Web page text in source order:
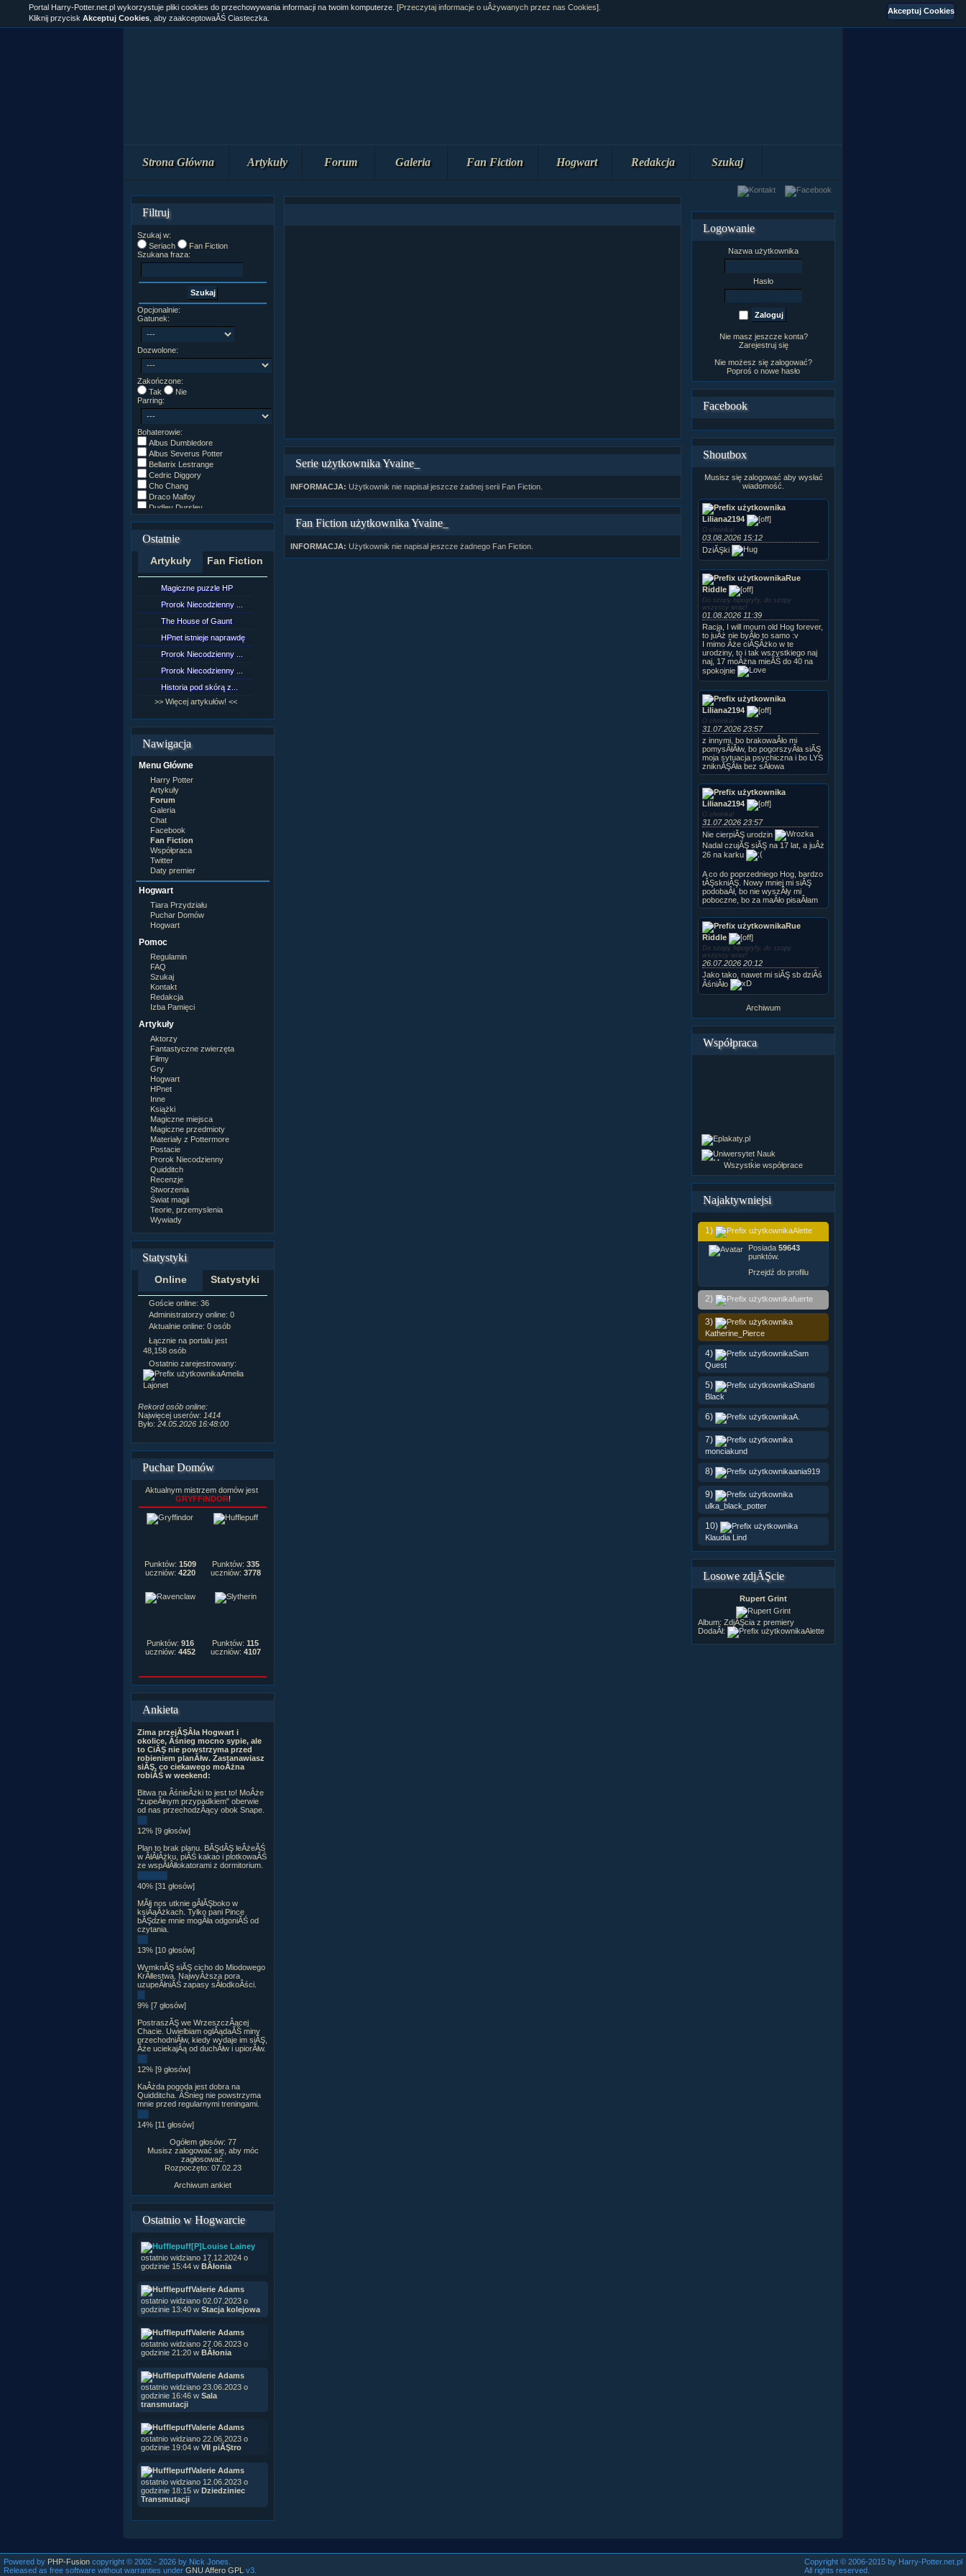
Strona Główna Artykuły Forum Galeria Fan Fiction Hogwart Redakcja Szukaj
Filtruj
Szukaj w:
Seriach
Fan Fiction
Szukana fraza:
Opcjonalnie:
Gatunek:
Dozwolone:
Zakończone:
Tak
Nie
Parring:
Bohaterowie:
Albus Dumbledore
Albus Severus Potter
Bellatrix Lestrange
Cedric Diggory
Cho Chang
Draco Malfoy
Dudley Dursley
Godryk Gryffindor
Helga Hufflepuff
Inne
James Potter
James Syriusz Potter
Lily Evans
Lily Luna Potter
Lord Voldemort
Lucjusz Malfoy
Luna Lovegood
Minerwa MacGonagall
Neville Longbottom
Nimfadora Tonks
Ron Weasley
Rose Weasley
Rowena Ravenclaw
Salazar Slytherin
Scorpius Malfoy
Severus Snape
Syriusz Black
Teddy Lupin
wÂłasna postaĂŚ
Ostatnie
Artykuły Fan Fiction
Magiczne puzzle HP
Prorok Niecodzienny ...
The House of Gaunt
HPnet istnieje naprawdę
Prorok Niecodzienny ...
Prorok Niecodzienny ...
Historia pod skórą z...
>> Więcej artykułów! <<
Nawigacja
Menu Główne
Harry Potter
Artykuły
Forum
Galeria
Chat
Facebook
Fan Fiction
Współpraca
Twitter
Daty premier
Hogwart
Tiara Przydziału
Puchar Domów
Hogwart
Pomoc
Regulamin
FAQ
Szukaj
Kontakt
Redakcja
Izba Pamięci
Artykuły
Aktorzy
Fantastyczne zwierzęta
Filmy
Gry
Hogwart
HPnet
Inne
Książki
Magiczne miejsca
Magiczne przedmioty
Materiały z Pottermore
Postacie
Prorok Niecodzienny
Quidditch
Recenzje
Stworzenia
Świat magii
Teorie, przemyslenia
Wywiady
Statystyki
Online Statystyki
Goście online: 36
Administratorzy online: 0
Aktualnie online: 0 osób
Łącznie na portalu jest
48,158 osób
Ostatnio zarejestrowany:
Amelia
Lajonet
Rekord osób online:
Najwięcej userów: 1414
Było: 24.05.2026 16:48:00
Puchar Domów
Aktualnym mistrzem domów jest
GRYFFINDOR!
Punktów: 1509
uczniów: 4220
Punktów: 335
uczniów: 3778
Punktów: 916
uczniów: 4452
Punktów: 115
uczniów: 4107
Ankieta
Zima przejĂŞÂła Hogwart i
okolice, Âśnieg mocno sypie, ale
to CiĂŞ nie powstrzyma przed
robieniem planĂłw. Zastanawiasz
siĂŞ, co ciekawego moÂżna
robiĂŚ w weekend:
Bitwa na ÂśnieÂżki to jest to! MoÂże
"zupeÂłnym przypadkiem" oberwie
od nas przechodzÂący obok Snape.
12% [9 głosów]
Plan to brak planu. BĂŞdĂŞ leÂżeĂŚ
w ÂłĂłÂżku, piĂŚ kakao i plotkowaĂŚ
ze wspĂłÂłlokatorami z dormitorium.
40% [31 głosów]
MĂłj nos utknie gÂłĂŞboko w
ksiÂąÂżkach. Tylko pani Pince
bĂŞdzie mnie mogÂła odgoniĂŚ od
czytania.
13% [10 głosów]
WymknĂŞ siĂŞ cicho do Miodowego
KrĂłlestwa. NajwyÂższa pora
uzupeÂłniĂŚ zapasy sÂłodkoÂści.
9% [7 głosów]
PostraszĂŞ we WrzeszczÂącej
Chacie. Uwielbiam oglÂądaĂŚ miny
przechodniĂłw, kiedy wydaje im siĂŞ,
Âże uciekajÂą od duchĂłw i upiorĂłw.
12% [9 głosów]
KaÂżda pogoda jest dobra na
Quidditcha. ÂŚnieg nie powstrzyma
mnie przed regularnymi treningami.
14% [11 głosów]
Ogółem głosów: 77
Musisz zalogować się, aby móc
zagłosować.
Rozpoczęto: 07.02.23
Archiwum ankiet
Ostatnio w Hogwarcie
[P]Louise Lainey
ostatnio widziano 17.12.2024 o
godzinie 15:44 w BÂłonia
Valerie Adams
ostatnio widziano 02.07.2023 o
godzinie 13:40 w Stacja kolejowa
Valerie Adams
ostatnio widziano 27.06.2023 o
godzinie 21:20 w BÂłonia
Valerie Adams
ostatnio widziano 23.06.2023 o
godzinie 16:46 w Sala
transmutacji
Valerie Adams
ostatnio widziano 22.06.2023 o
godzinie 19:04 w VII piĂŞtro
Valerie Adams
ostatnio widziano 12.06.2023 o
godzinie 18:15 w Dziedziniec
Transmutacji
Portal Harry-Potter.net.pl wykorzystuje pliki cookies do przechowywania informacji na twoim komputerze. [Przeczytaj informacje o uÂżywanych przez nas Cookies].
Kliknij przycisk Akceptuj Cookies , aby zaakceptowaĂŚ Ciasteczka.
Serie użytkownika Yvaine_
INFORMACJA: Użytkownik nie napisał jeszcze żadnej serii Fan Fiction.
Fan Fiction użytkownika Yvaine_
INFORMACJA: Użytkownik nie napisał jeszcze żadnego Fan Fiction.
Logowanie
Nazwa użytkownika
Hasło
Nie masz jeszcze konta?
Zarejestruj się
Nie możesz się zalogować?
Poproś o nowe hasło
Facebook
Shoutbox
Musisz się zalogować aby wysłać
wiadomość.
Liliana2194
O choinka!
03.08.2026 15:12
DziĂŞki
Rue
Riddle
Do szopy hipogryfy, do szopy
wszyscy wraz!
01.08.2026 11:39
Racja, I will mourn old Hog forever,
to juÂż nie byÂło to samo :v
I mimo Âże ciĂŞÂżko w te
urodziny, to i tak wszystkiego naj
naj, 17 moÂżna mieĂŚ do 40 na
spokojnie
Liliana2194
O choinka!
31.07.2026 23:57
z innymi, bo brakowaÂło mi
pomysÂłĂłw, bo pogorszyÂła siĂŞ
moja sytuacja psychiczna i bo LYS
zniknĂŞÂła bez sÂłowa
Liliana2194
O choinka!
31.07.2026 23:57
Nie cierpiĂŞ urodzin
Nadal czujĂŞ siĂŞ na 17 lat, a juÂż
26 na karku
A co do poprzedniego Hog, bardzo
tĂŞskniĂŞ. Nowy mniej mi siĂŞ
podobaÂł, bo nie wyszÂły mi
poboczne, bo za maÂło pisaÂłam
Rue
Riddle
Do szopy hipogryfy, do szopy
wszyscy wraz!
26.07.2026 20:12
Jako tako, nawet mi siĂŞ sb dziÂś
ÂśniÂło
Archiwum
Współpraca
Wszystkie współprace
Najaktywniejsi
1)
Alette
Posiada 59643
punktów.
Przejdź do profilu
2) fuerte
3)
Katherine_Pierce
4)
Sam
Quest
5)
Shanti
Black
6) A.
7)
monciakund
8) ania919
9)
ulka_black_potter
10)
Klaudia Lind
Losowe zdjĂŞcie
Rupert Grint
Album: ZdjĂŞcia z premiery
DodaÂł:
Alette
Powered by PHP-Fusion copyright © 2002 - 2026 by Nick Jones.
Released as free software without warranties under GNU Affero GPL v3.
Copyright © 2006-2015 by Harry-Potter.net.pl
All rights reserved.